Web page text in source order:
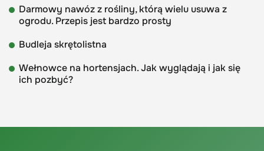
Darmowy nawóz z rośliny, którą wielu usuwa z
ogrodu. Przepis jest bardzo prosty
Budleja skrętolistna
Wełnowce na hortensjach. Jak wyglądają i jak się
ich pozbyć?